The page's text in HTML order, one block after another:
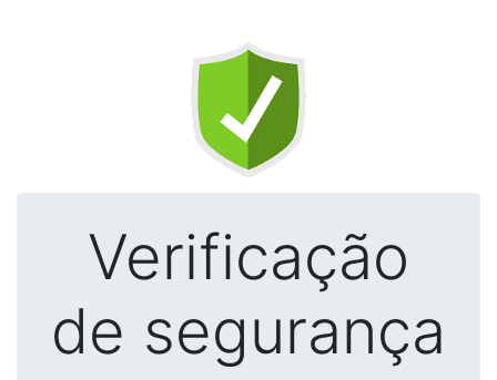
Verificação
de segurança